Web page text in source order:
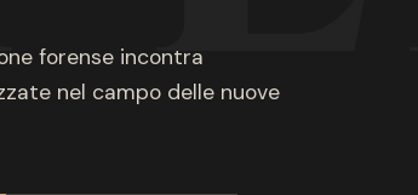
forense incontra
nel campo delle nuove